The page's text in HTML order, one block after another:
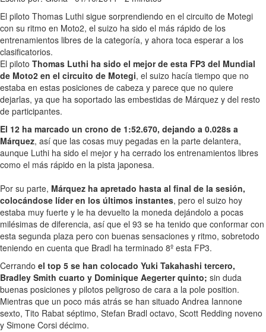
El piloto Thomas Luthi sigue sorprendiendo en el circuito de Motegi
con su ritmo en Moto2, el suizo ha sido el más rápido de los
entrenamientos libres de la categoría, y ahora toca esperar a los
clasificatorios.
El piloto Thomas Luthi ha sido el mejor de esta FP3 del Mundial
de Moto2 en el circuito de Motegi, el suizo hacía tiempo que no
estaba en estas posiciones de cabeza y parece que no quiere
dejarlas, ya que ha soportado las embestidas de Márquez y del resto
de participantes.
El 12 ha marcado un crono de 1:52.670, dejando a 0.028s a
Márquez, así que las cosas muy pegadas en la parte delantera,
aunque Luthi ha sido el mejor y ha cerrado los entrenamientos libres
como el más rápido en la pista japonesa.
Por su parte, Márquez ha apretado hasta al final de la sesión,
colocándose líder en los últimos instantes, pero el suizo hoy
estaba muy fuerte y le ha devuelto la moneda dejándolo a pocas
milésimas de diferencia, así que el 93 se ha tenido que conformar con
esta segunda plaza pero con buenas sensaciones y ritmo, sobretodo
teniendo en cuenta que Bradl ha terminado 8º esta FP3.
Cerrando el top 5 se han colocado Yuki Takahashi tercero,
Bradley Smith cuarto y Dominique Aegerter quinto; sin duda
buenas posiciones y pilotos peligroso de cara a la pole position.
Mientras que un poco más atrás se han situado Andrea Iannone
sexto, Tito Rabat séptimo, Stefan Bradl octavo, Scott Redding noveno
y Simone Corsi décimo.